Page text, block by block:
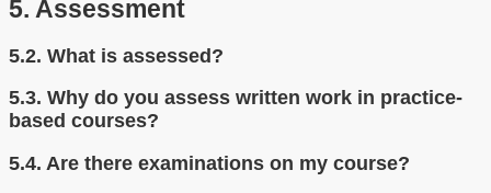
5. Assessment
5.2. What is assessed?
5.3. Why do you assess written work in practice-
based courses?
5.4. Are there examinations on my course?